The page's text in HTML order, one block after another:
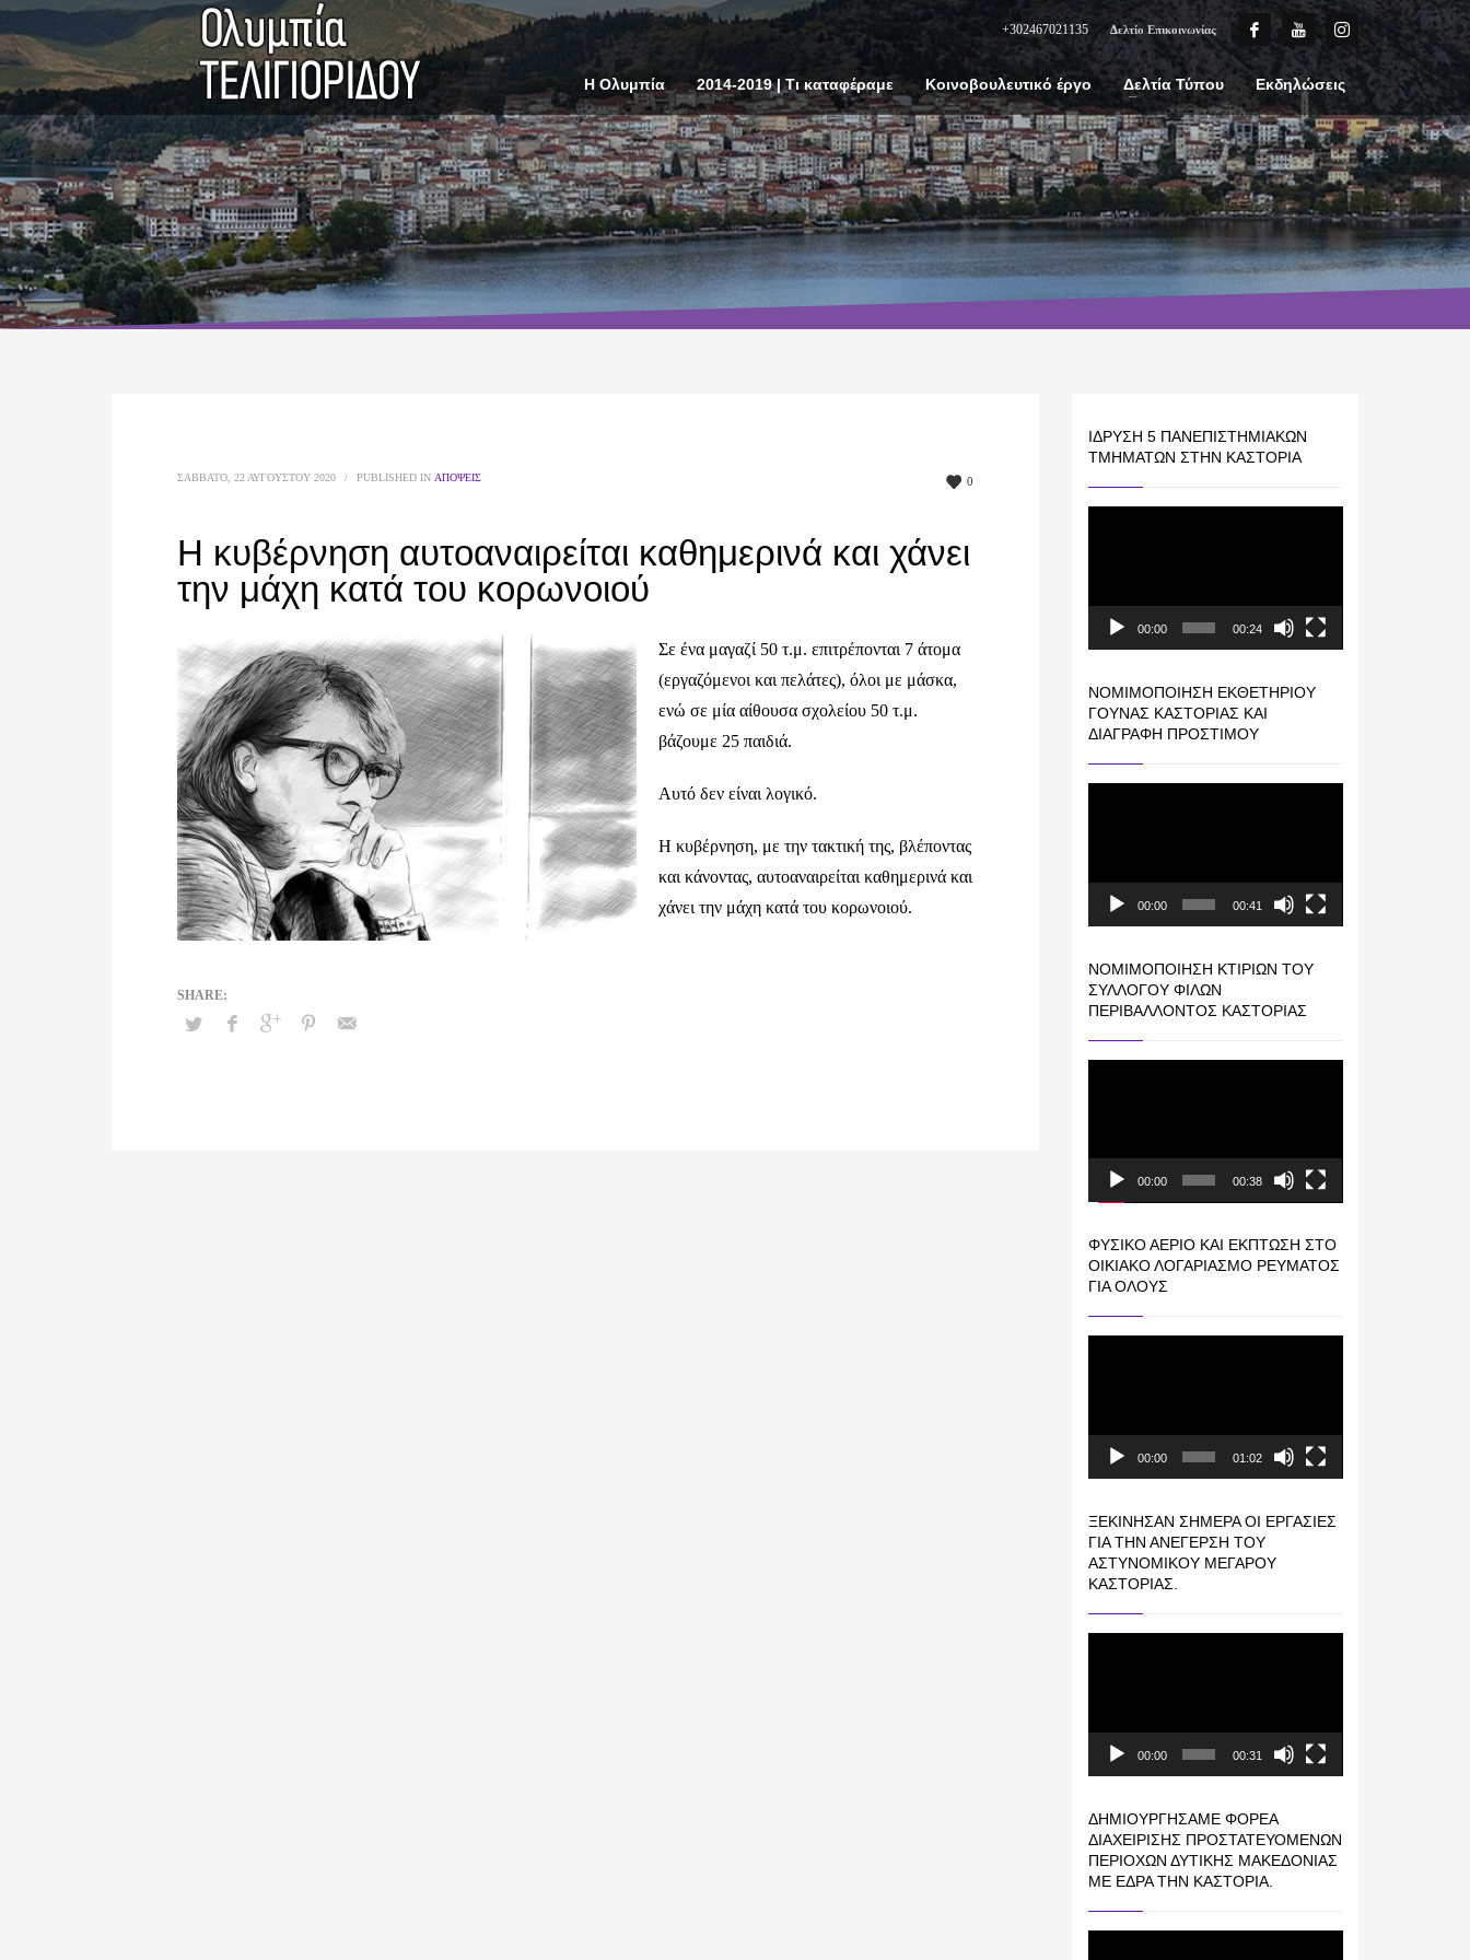
+302467021135 Δελτίο Επικοινωνίας
Η Ολυμπία 2014-2019 | Τι καταφέραμε Κοινοβουλευτικό έργο Δελτία Τύπου Εκδηλώσεις
0
ΣΆΒΒΑΤΟ, 22 ΑΥΓΟΎΣΤΟΥ 2020 / PUBLISHED IN ΑΠΌΨΕΙΣ
Η κυβέρνηση αυτοαναιρείται καθημερινά και χάνει
την μάχη κατά του κορωνοιού
Σε ένα μαγαζί 50 τ.μ. επιτρέπονται 7 άτομα
(εργαζόμενοι και πελάτες), όλοι με μάσκα,
ενώ σε μία αίθουσα σχολείου 50 τ.μ.
βάζουμε 25 παιδιά.
Αυτό δεν είναι λογικό.
Η κυβέρνηση, με την τακτική της, βλέποντας
και κάνοντας, αυτοαναιρείται καθημερινά και
χάνει την μάχη κατά του κορωνοιού.
ΊΔΡΥΣΗ 5 ΠΑΝΕΠΙΣΤΗΜΙΑΚΏΝ
ΤΜΗΜΆΤΩΝ ΣΤΗΝ ΚΑΣΤΟΡΙΆ
00:00 00:24
ΝΟΜΙΜΟΠΟΊΗΣΗ ΕΚΘΕΤΗΡΊΟΥ
ΓΟΎΝΑΣ ΚΑΣΤΟΡΙΆΣ ΚΑΙ
ΔΙΑΓΡΑΦΉ ΠΡΟΣΤΊΜΟΥ
00:00 00:41
ΝΟΜΙΜΟΠΟΊΗΣΗ ΚΤΙΡΊΩΝ ΤΟΥ
ΣΥΛΛΌΓΟΥ ΦΊΛΩΝ
ΠΕΡΙΒΆΛΛΟΝΤΟΣ ΚΑΣΤΟΡΙΆΣ
00:00 00:38
ΦΥΣΙΚΌ ΑΈΡΙΟ ΚΑΙ ΕΚΠΤΩΣΗ ΣΤΟ
ΟΙΚΙΑΚΌ ΛΟΓΑΡΙΑΣΜΌ ΡΕΎΜΑΤΟΣ
ΓΙΑ ΟΛΟΥΣ
00:00 01:02
ΞΕΚΊΝΗΣΑΝ ΣΉΜΕΡΑ ΟΙ ΕΡΓΑΣΊΕΣ
ΓΙΑ ΤΗΝ ΑΝΈΓΕΡΣΗ ΤΟΥ
ΑΣΤΥΝΟΜΙΚΟΎ ΜΕΓΆΡΟΥ
ΚΑΣΤΟΡΙΆΣ.
00:00 00:31
ΔΗΜΙΟΥΡΓΉΣΑΜΕ ΦΟΡΈΑ
ΔΙΑΧΕΊΡΙΣΗΣ ΠΡΟΣΤΑΤΕΥΌΜΕΝΩΝ
ΠΕΡΙΟΧΏΝ ΔΥΤΙΚΉΣ ΜΑΚΕΔΟΝΊΑΣ
ΜΕ ΈΔΡΑ ΤΗΝ ΚΑΣΤΟΡΙΆ.